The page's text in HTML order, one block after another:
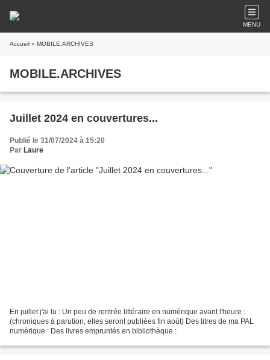
MENU
Accueil » MOBILE.ARCHIVES
MOBILE.ARCHIVES
Juillet 2024 en couvertures...
Publié le 31/07/2024 à 15:20
Par Laure
En juillet j'ai lu : Un peu de rentrée littéraire en numérique avant l'heure :
(chroniques à parution, elles seront publiées fin août) Des titres de ma PAL
numérique : Des livres empruntés en bibliothèque :